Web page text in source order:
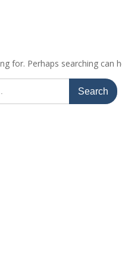
for. Perhaps searching can